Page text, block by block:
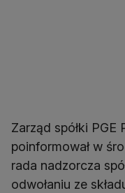
Zarząd spółki PGE
poinformował w
rada nadzorcza
odwołaniu ze